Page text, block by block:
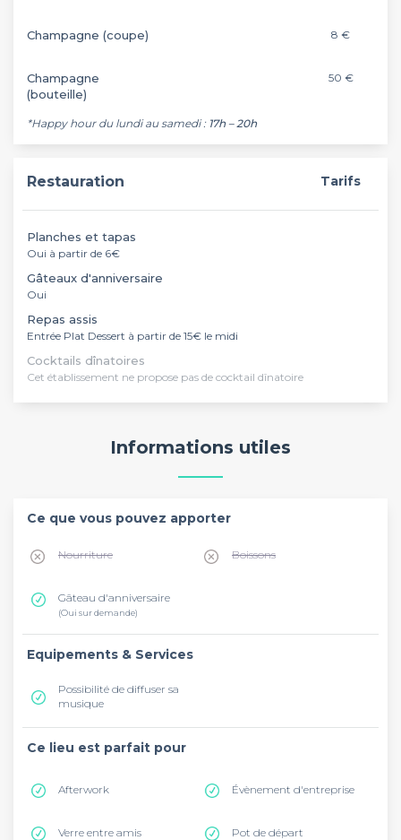
Champagne (coupe) 8 €
Champagne
(bouteille)
50 €
*Happy hour du lundi au samedi : 17h – 20h
Restauration Tarifs
Planches et tapas
Oui à partir de 6€
Gâteaux d'anniversaire
Oui
Repas assis
Entrée Plat Dessert à partir de 15€ le midi
Cocktails dînatoires
Cet établissement ne propose pas de cocktail dînatoire
Informations utiles
Ce que vous pouvez apporter
Nourriture Boissons
Gâteau d'anniversaire
(Oui sur demande)
Equipements & Services
Possibilité de diffuser sa
musique
Ce lieu est parfait pour
Afterwork Évènement d'entreprise
Verre entre amis Pot de départ